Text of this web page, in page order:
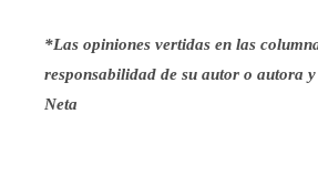
*Las opiniones vertidas en las
responsabilidad de su autor o autora
Neta